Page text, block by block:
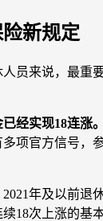
新规定
人员来说，最重
经实现18连涨。
项官方信号，
2021年及以前退
18次上涨的基